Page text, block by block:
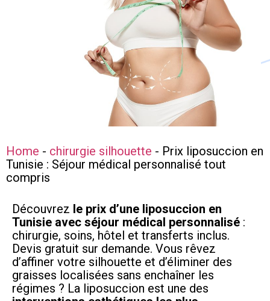
Home - chirurgie silhouette - Prix liposuccion en
Tunisie : Séjour médical personnalisé tout
compris
Découvrez le prix d’une liposuccion en
Tunisie avec séjour médical personnalisé :
chirurgie, soins, hôtel et transferts inclus.
Devis gratuit sur demande. Vous rêvez
d’affiner votre silhouette et d’éliminer des
graisses localisées sans enchaîner les
régimes ? La liposuccion est une des